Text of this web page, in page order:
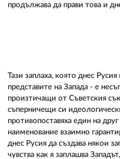
продължава да прави това и
Тази заплаха, която днес
представите на Запада - е
произтичащи от Съветския
съперничещи си
противопоставяха един на
наименование взаимно
днес Русия да създава някои
чувства как я заплашва